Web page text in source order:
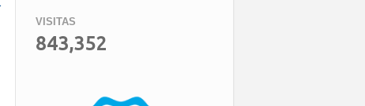
VISITAS
843,352